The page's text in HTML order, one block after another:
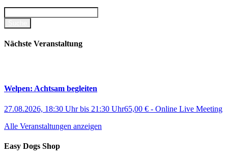
Nächste Veranstaltung
Welpen: Achtsam begleiten
27.08.2026, 18:30 Uhrbis 21:30 Uhr65,00 € - Online Live Meeting
Alle Veranstaltungen anzeigen
Easy Dogs Shop